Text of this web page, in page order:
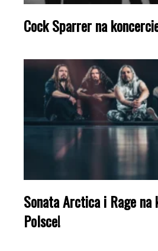
Cock Sparrer na
Sonata Arctica i Rage na
Polsce!